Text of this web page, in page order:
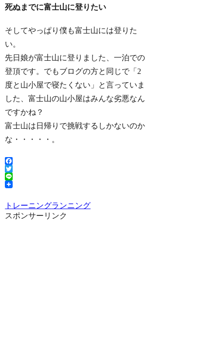
死ぬまでに富士山に登りたい
そしてやっぱり僕も富士山には登りた
い。
先日娘が富士山に登りました、一泊での
登頂です。でもブログの方と同じで「2
度と山小屋で寝たくない」と言っていま
した、富士山の山小屋はみんな劣悪なん
ですかね？
富士山は日帰りで挑戦するしかないのか
な・・・・・。
Facebook
Twitter
Line
トレーニングランニング
スポンサーリンク